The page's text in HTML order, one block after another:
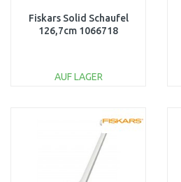
Fiskars Solid Schaufel
126,7cm 1066718
AUF LAGER
Vergleichen